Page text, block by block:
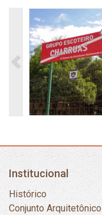
Institucional
Histórico
Conjunto Arquitetônico